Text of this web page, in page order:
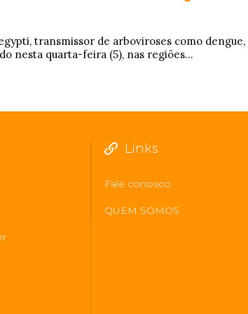
transmissor de arboviroses como dengue,
nesta quarta-feira (5), nas regiões...
Links
Fale conosco
QUEM SOMOS